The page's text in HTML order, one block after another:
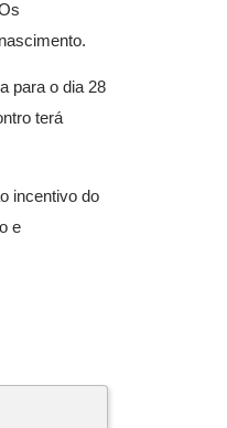
para o dia 28
terá
incentivo do
e